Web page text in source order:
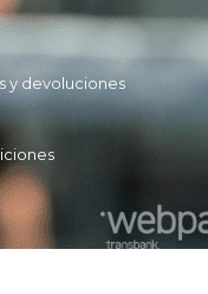
y devoluciones